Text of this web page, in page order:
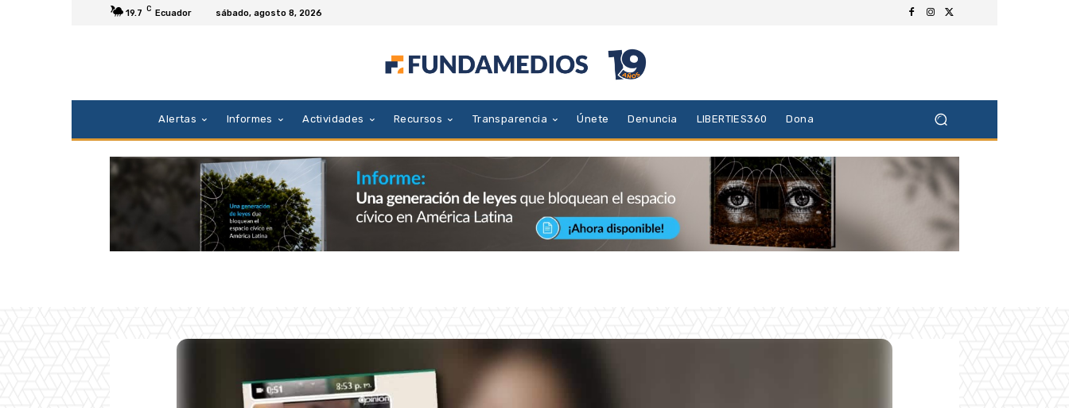
19.7 C Ecuador sábado, agosto 8, 2026
Alertas Informes Actividades Recursos Transparencia Únete Denuncia LIBERTIES360 Dona